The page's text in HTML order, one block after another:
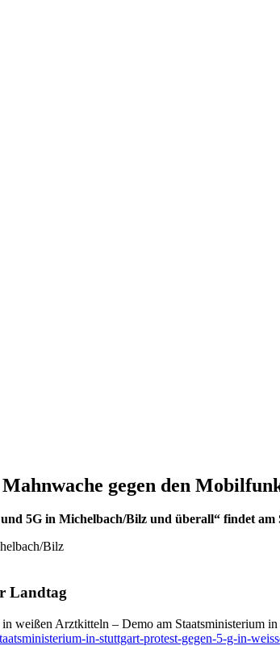
gegen den
5G in Michelbach/Bilz und überall“ findet
Bilz
Landtag
weißen Arztkitteln – Demo am Staatsministerium in
in-stuttgart-protest-gegen-5-g-in-